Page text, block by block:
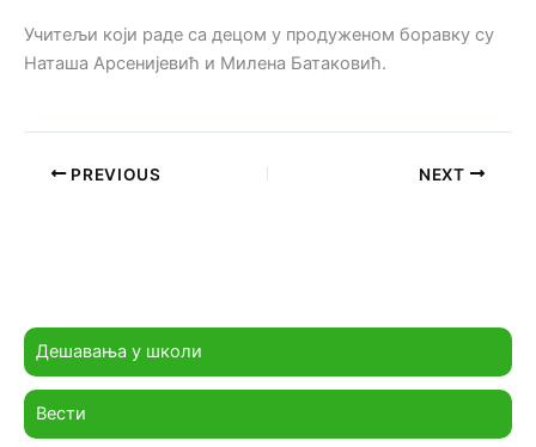
Дешавања у школи
Вести
Учитељи који раде са децом у продуженом боравку су
Наташа Арсенијевић и Милена Батаковић.
PREVIOUS NEXT